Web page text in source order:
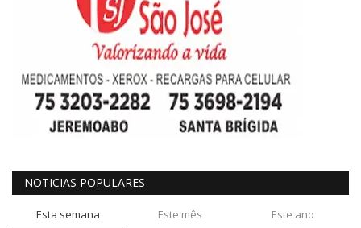
NOTICIAS POPULARES
Esta semana Este mês Este ano